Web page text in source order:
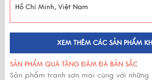
Hồ Chí Minh, Việt Nam
XEM THÊM CÁC SẢN PHẨM
SẢN PHẨM QUÀ TẶNG ĐẬM ĐÀ BẢN SẮC
Sản phẩm tranh sơn mài cùng với những